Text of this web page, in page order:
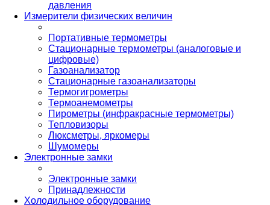
давления
Измерители физических величин
Портативные термометры
Стационарные термометры (аналоговые и
цифровые)
Газоанализатор
Стационарные газоанализаторы
Термогигрометры
Термоанемометры
Пирометры (инфракрасные термометры)
Тепловизоры
Люксметры, яркомеры
Шумомеры
Электронные замки
Электронные замки
Принадлежности
Холодильное оборудование